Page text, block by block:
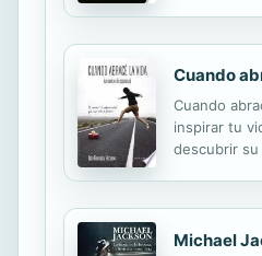
Cuando
Cuando
inspirar tu
descubrir
Michael